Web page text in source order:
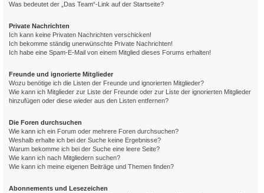
Was bedeutet der „Das Team“-Link auf der Startseite?
Private Nachrichten
Ich kann keine Privaten Nachrichten verschicken!
Ich bekomme ständig unerwünschte Private Nachrichten!
Ich habe eine Spam-E-Mail von einem Mitglied dieses Forums erhalten!
Freunde und ignorierte Mitglieder
Wozu benötige ich die Listen der Freunde und ignorierten Mitglieder?
Wie kann ich Mitglieder zur Liste der Freunde oder zur Liste der ignorierten Mitglieder
hinzufügen oder diese wieder aus den Listen entfernen?
Die Foren durchsuchen
Wie kann ich ein Forum oder mehrere Foren durchsuchen?
Weshalb erhalte ich bei der Suche keine Ergebnisse?
Warum bekomme ich bei der Suche eine leere Seite?
Wie kann ich nach Mitgliedern suchen?
Wie kann ich meine eigenen Beiträge und Themen finden?
Abonnements und Lesezeichen